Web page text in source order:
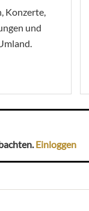
Konzerte,
und
Einloggen